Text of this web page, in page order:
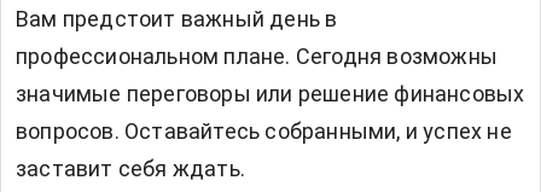
Вам предстоит важный день в
профессиональном плане. Сегодня возможны
значимые переговоры или решение финансовых
вопросов. Оставайтесь собранными, и успех не
заставит себя ждать.